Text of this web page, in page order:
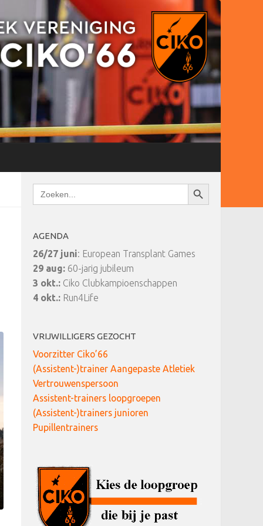
Zoek
naar:
Zoekknop
AGENDA
26/27 juni: European Transplant Games
29 aug: 60-jarig jubileum
3 okt.: Ciko Clubkampioenschappen
4 okt.: Run4Life
VRIJWILLIGERS GEZOCHT
Voorzitter Ciko’66
(Assistent-)trainer Aangepaste Atletiek
Vertrouwenspersoon
Assistent-trainers loopgroepen
(Assistent-)trainers junioren
Pupillentrainers